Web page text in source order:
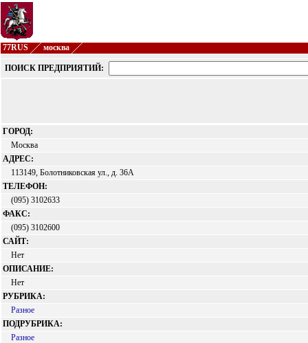
77RUS москва
ПОИСК ПРЕДПРИЯТИЙ:
ГОРОД:
Москва
АДРЕС:
113149, Болотниковская ул., д. 36А
ТЕЛЕФОН:
(095) 3102633
ФАКС:
(095) 3102600
САЙТ:
Нет
ОПИСАНИЕ:
Нет
РУБРИКА:
Разное
ПОДРУБРИКА:
Разное